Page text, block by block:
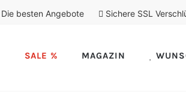
Die besten Angebote Sichere SSL
SALE % MAGAZIN